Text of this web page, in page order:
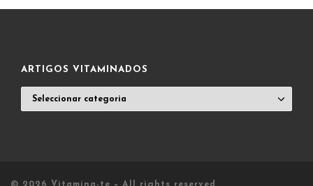
ARTIGOS VITAMINADOS
VITAMINADOS